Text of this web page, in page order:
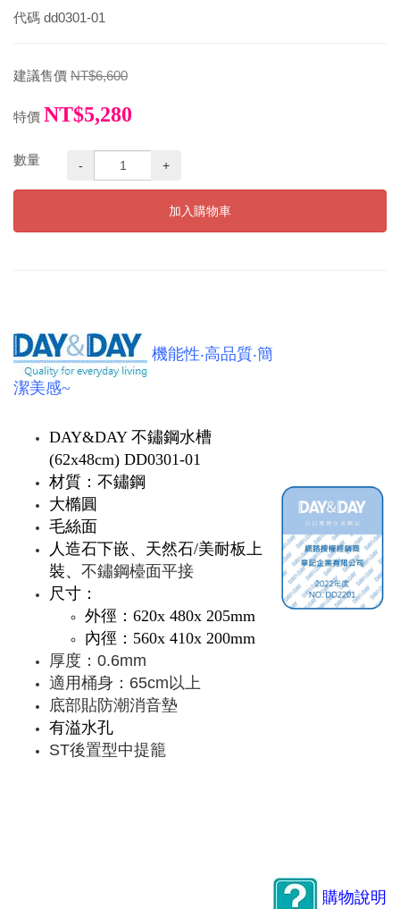
代碼 dd0301-01
建議售價 NT$6,600
特價 NT$5,280
數量 - +
加入購物車
機能性‧高品質‧簡
潔美感~
DAY&DAY 不鏽鋼水槽
(62x48cm) DD0301-01
材質：不鏽鋼
大橢圓
毛絲面
人造石下嵌、天然石/美耐板上
裝、 不鏽鋼檯面平接
尺寸：
外徑：620x 480x 205mm
內徑：560x 410x 200mm
厚度：0.6mm
適用桶身：65cm以上
底部貼防潮消音墊
有溢水孔
ST後置型中提籠
購物說明